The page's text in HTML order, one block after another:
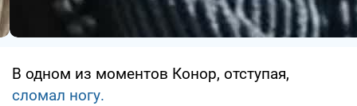
В одном из моментов Конор, отступая,
сломал ногу.